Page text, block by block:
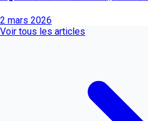
2 mars 2026
Voir tous les articles